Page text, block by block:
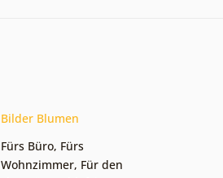
Bilder Blumen
Fürs Büro, Fürs
Wohnzimmer, Für den